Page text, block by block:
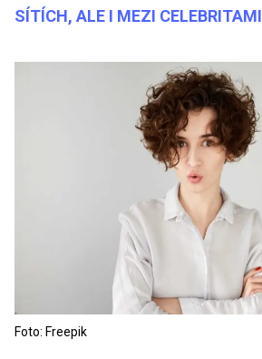
SÍTÍCH, ALE I MEZI CELEBRITAMI
Foto: Freepik